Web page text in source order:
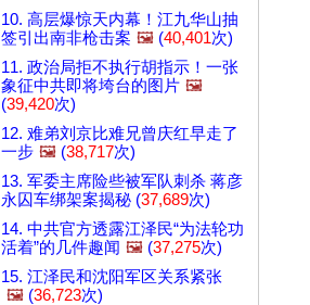
10. 高层爆惊天内幕！江九华山抽
签引出南非枪击案 🖼️ (40,401次)
11. 政治局拒不执行胡指示！一张
象征中共即将垮台的图片 🖼️
(39,420次)
12. 难弟刘京比难兄曾庆红早走了
一步 🖼️ (38,717次)
13. 军委主席险些被军队刺杀 蒋彦
永囚车绑架案揭秘 (37,689次)
14. 中共官方透露江泽民“为法轮功
活着”的几件趣闻 🖼️ (37,275次)
15. 江泽民和沈阳军区关系紧张
🖼️ (36,723次)